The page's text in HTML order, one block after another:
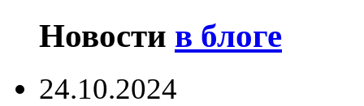
Новости в блоге
24.10.2024